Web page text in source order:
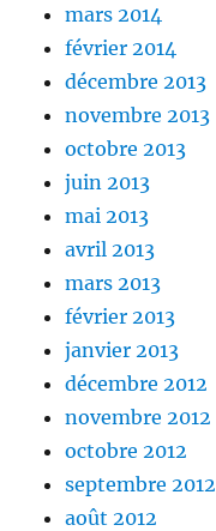
mars 2014
février 2014
décembre 2013
novembre 2013
octobre 2013
juin 2013
mai 2013
avril 2013
mars 2013
février 2013
janvier 2013
décembre 2012
novembre 2012
octobre 2012
septembre 2012
août 2012